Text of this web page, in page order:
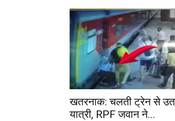
खतरनाक: चलती ट्रेन से
यात्री, RPF जवान ने...